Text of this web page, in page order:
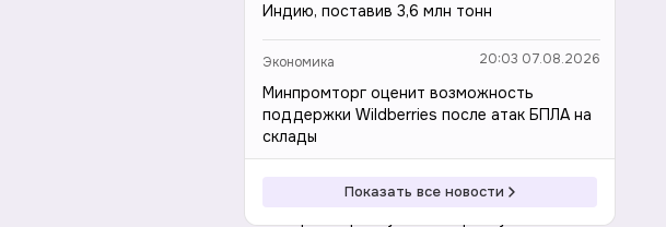
Индию, поставив 3,6 млн тонн
Экономика 20:03 07.08.2026
Минпромторг оценит возможность
поддержки Wildberries после атак БПЛА на
склады
20:02 07.08.2026
Показать все новости